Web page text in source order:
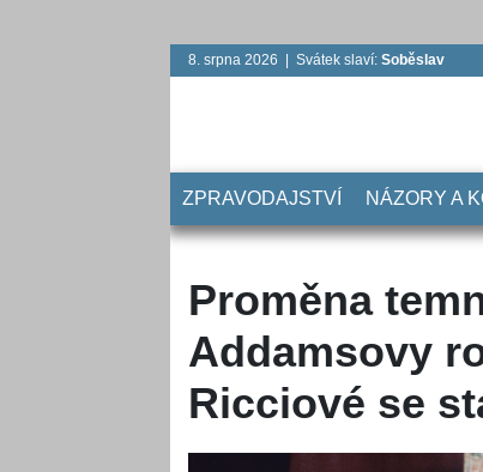
8. srpna 2026 | Svátek slaví: Soběslav
ZPRAVODAJSTVÍ NÁZORY A
Proměna
Addamsovy
Ricciové se